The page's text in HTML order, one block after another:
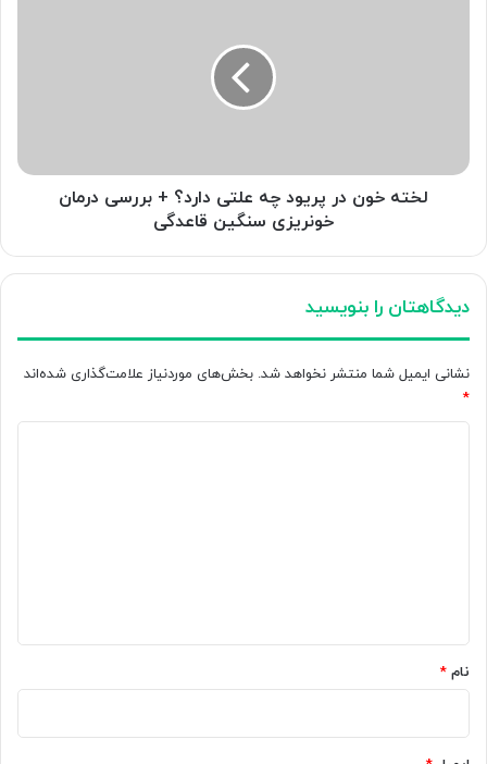
بررسی
قاعدگی
لخته خون در پریود چه علتی دارد؟ + بررسی درمان
خونریزی سنگین قاعدگی
دیدگاهتان را بنویسید
نشانی ایمیل شما منتشر نخواهد شد. بخش‌های موردنیاز علامت‌گذاری شده‌اند
*
نام *